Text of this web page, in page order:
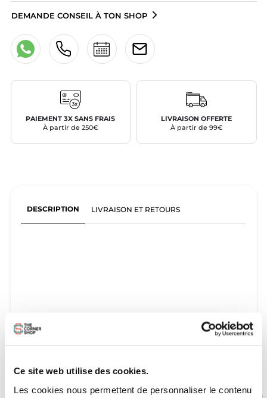
Ce site web utilise des cookies.
Les cookies nous permettent de personnaliser le contenu
DEMANDE CONSEIL À TON SHOP
PAIEMENT 3X SANS FRAIS
À partir de 250€
LIVRAISON OFFERTE
À partir de 99€
DESCRIPTION LIVRAISON ET RETOURS